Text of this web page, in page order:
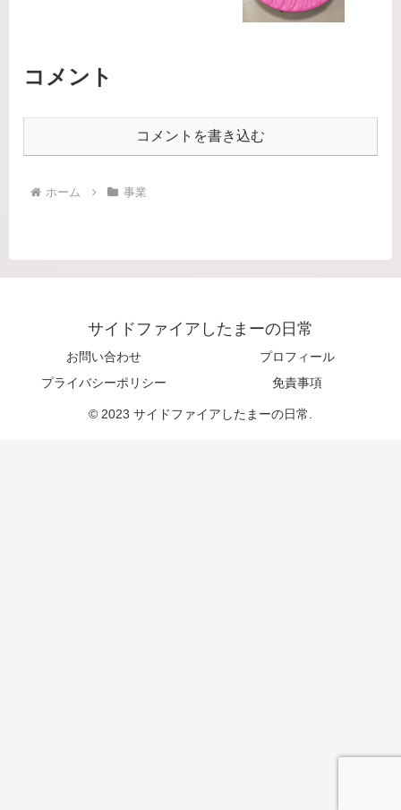
コメント
コメントを書き込む
ホーム 事業
サイドファイアしたまーの日常
お問い合わせ
プロフィール
プライバシーポリシー
免責事項
© 2023 サイドファイアしたまーの日常.